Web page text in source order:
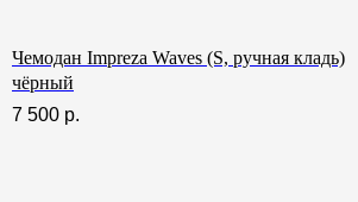
Чемодан Impreza Waves (S, ручная кладь)
чёрный
7 500 р.